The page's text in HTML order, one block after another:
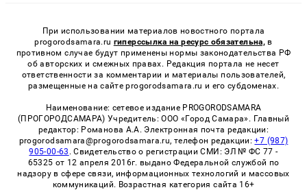
При использовании материалов новостного портала
progorodsamara.ru гиперссылка на ресурс обязательна, в
противном случае будут применены нормы законодательства РФ
об авторских и смежных правах. Редакция портала не несет
ответственности за комментарии и материалы пользователей,
размещенные на сайте progorodsamara.ru и его субдоменах.
Наименование: сетевое издание PROGORODSAMARA
(ПРОГОРОДСАМАРА) Учредитель: ООО «Город Самара». Главный
редактор: Романова А.А. Электронная почта редакции:
progorodsamara@progorodsamara.ru, телефон редакции:+7 (987)
905-00-63 . Свидетельство о регистрации СМИ: ЭЛ № ФС 77 -
65325 от 12 апреля 2016г. выдано Федеральной службой по
надзору в сфере связи, информационных технологий и массовых
коммуникаций. Возрастная категория сайта 16+